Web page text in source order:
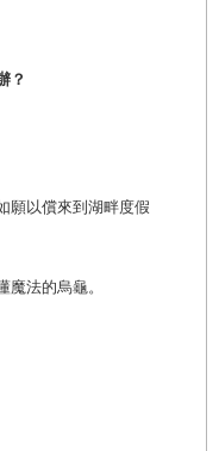
？
願以償來到湖畔度假
法的烏龜。